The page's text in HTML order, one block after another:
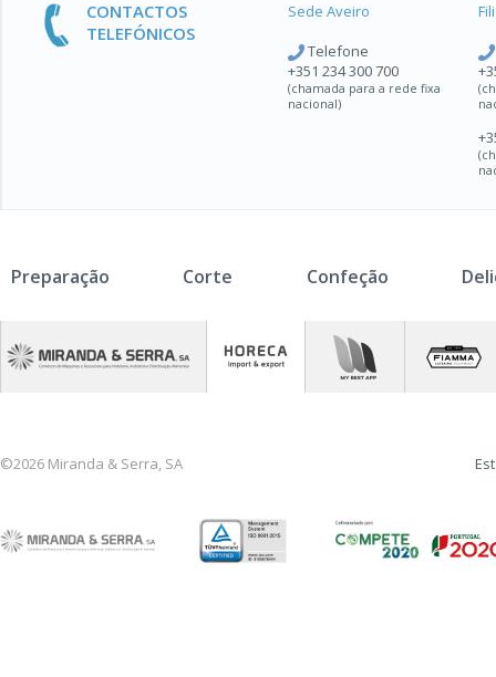
CONTACTOS
TELEFÓNICOS
Sede Aveiro
Telefone
+351 234 300 700
(chamada para a rede fixa
nacional)
Preparação Corte Confeção
©2026 Miranda & Serra, SA